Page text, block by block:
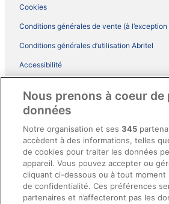
Cookies
Conditions générales de vente (à
Conditions générales d’utilisation Abritel
Accessibilité
Conditions générales du programme
Directives de contenu et signalement de
Aide
Soutien
Nous prenons à coeur
données
Notre organisation et ses345
accèdent à des informations, telles
de cookies pour traiter les données
appareil. Vous pouvez accepter ou
cliquant ci-dessous ou à tout moment
de confidentialité. Ces préférences
partenaires et n’affecteront pas les